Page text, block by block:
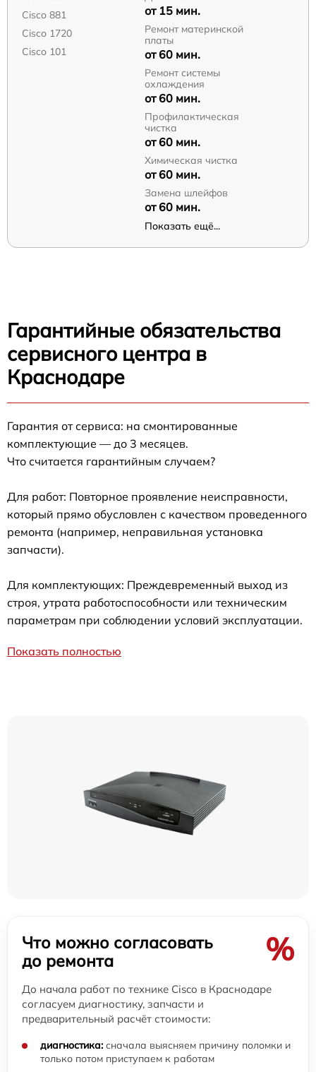
Cisco 881
Cisco 1720
Cisco 101
от 15 мин.
Ремонт материнской
платы
от 60 мин.
Ремонт системы
охлаждения
от 60 мин.
Профилактическая
чистка
от 60 мин.
Химическая чистка
от 60 мин.
Замена шлейфов
от 60 мин.
Показать ещё...
Гарантийные обязательства
сервисного центра в
Краснодаре
Гарантия от сервиса: на смонтированные
комплектующие — до 3 месяцев.
Что считается гарантийным случаем?
Для работ: Повторное проявление неисправности,
который прямо обусловлен с качеством проведенного
ремонта (например, неправильная установка
запчасти).
Для комплектующих: Преждевременный выход из
строя, утрата работоспособности или техническим
параметрам при соблюдении условий эксплуатации.
Показать полностью
Что можно согласовать
до ремонта
%
До начала работ по технике Cisco в Краснодаре
согласуем диагностику, запчасти и
предварительный расчёт стоимости:
диагностика: сначала выясняем причину поломки и
только потом приступаем к работам